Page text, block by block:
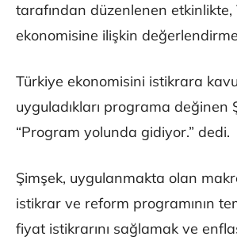
tarafından düzenlenen etkinlikte,
ekonomisine ilişkin
Türkiye ekonomisini istikrara
uyguladıkları programa değinen
“Program yolunda gidiyor.” dedi.
Şimşek, uygulanmakta olan
istikrar ve reform programının
fiyat istikrarını sağlamak ve